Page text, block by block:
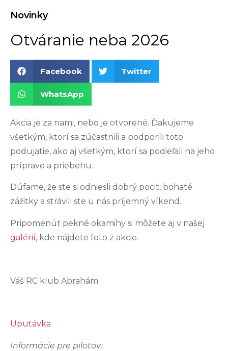
Novinky
Otváranie neba 2026
Facebook Twitter
WhatsApp
Akcia je za nami, nebo je otvorené. Ďakujeme
všetkým, ktorí sa zúčastnili a podporili toto
podujatie, ako aj všetkým, ktorí sa podieľali na jeho
príprave a priebehu.
Dúfame, že ste si odniesli dobrý pocit, bohaté
zážitky a strávili ste u nás príjemný víkend.
Pripomenúť pekné okamihy si môžete aj v našej
galérií, kde nájdete foto z akcie.
Váš RC klub Abrahám
Uputávka
Informácie pre pilotov: